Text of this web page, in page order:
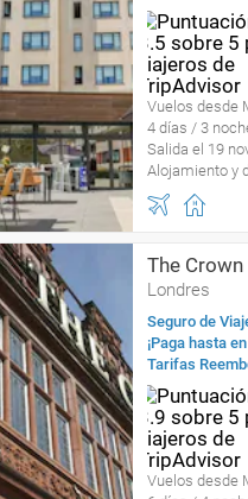
Vuelos desde
4 días / 3
Salida el 19
Alojamiento y
The Crown
Londres
Seguro de
¡Paga hasta
Tarifas
Vuelos desde